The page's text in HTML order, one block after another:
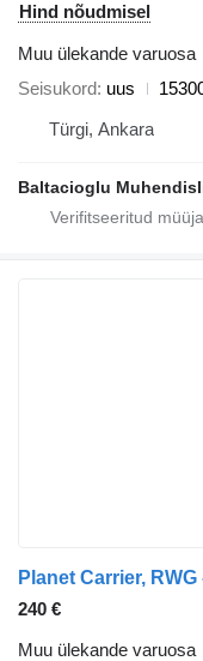
Hind nõudmisel
Muu ülekande varuosa
Seisukord uus
Türgi, Ankara
Baltacioglu
240 €
Muu ülekande varuosa